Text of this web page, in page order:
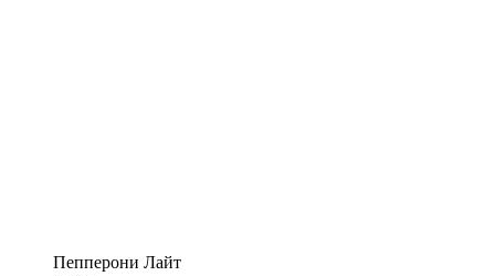
Пепперони Лайт